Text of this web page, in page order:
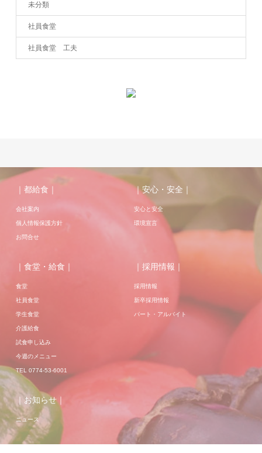
未分類
社員食堂
社員食堂 工夫
｜都給食｜
会社案内
個人情報保護方針
お問合せ
｜安心・安全｜
安心と安全
環境宣言
｜食堂・給食｜
食堂
社員食堂
学生食堂
介護給食
試食申し込み
今週のメニュー
TEL 0774-53-6001
｜採用情報｜
採用情報
新卒採用情報
パート・アルバイト
｜お知らせ｜
ニュース